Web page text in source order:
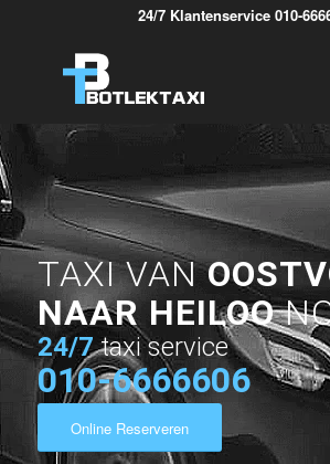
24/7 Klantenservice 010-
TAXI VAN
NAAR HEILOO
24/7 taxi service
010-6666606
Online Reserveren